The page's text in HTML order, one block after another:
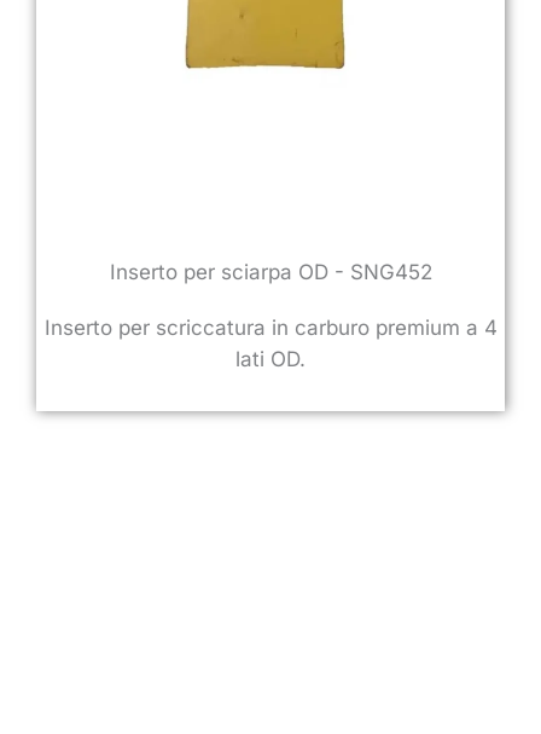
Inserto per sciarpa OD - SNG452
Inserto per scriccatura in carburo premium a 4
lati OD.